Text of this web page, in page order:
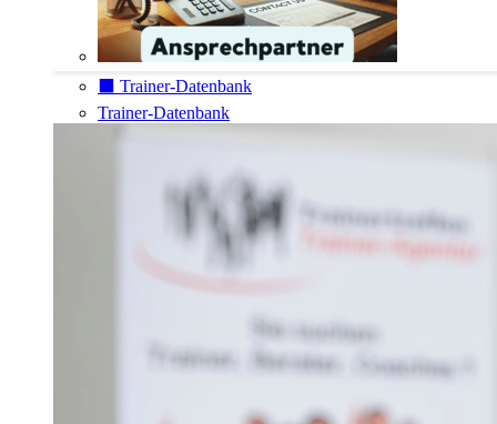
⬛️ Trainer-Datenbank
Trainer-Datenbank